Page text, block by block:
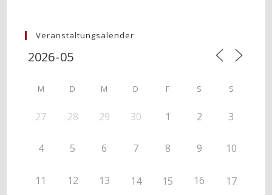
Veranstaltungsalender
M D M D F S S
27 28 29 30 1 2 3
4 5 6 7 8 9 10
11 12 13 14 15 16 17